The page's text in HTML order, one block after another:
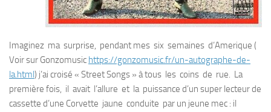
Imaginez ma surprise, pendant mes six semaines d’Amerique (
Voir sur Gonzomusic https://gonzomusic.fr/un-autographe-de-
la.html) j’ai croisé « Street Songs » à tous les coins de rue. La
première fois, il avait l’allure et la puissance d’un super lecteur de
cassette d’une Corvette jaune conduite par un jeune mec : il